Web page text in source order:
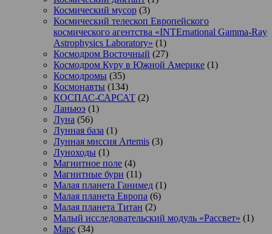
Космический мусор (3)
Космический телескоп Европейского
космического агентства «INTErnational Gamma-Ray
Astrophysics Laboratory» (1)
Космодром Восточный (27)
Космодром Куру в Южной Америке (1)
Космодромы (35)
Космонавты (134)
КОСПАС-САРСАТ (2)
Ланьюэ (1)
Луна (56)
Лунная база (1)
Лунная миссия Artemis (3)
Луноходы (1)
Магнитное поле (4)
Магнитные бури (11)
Малая планета Ганимед (1)
Малая планета Европа (6)
Малая планета Титан (2)
Малый исследовательский модуль «Рассвет» (1)
Марс (34)